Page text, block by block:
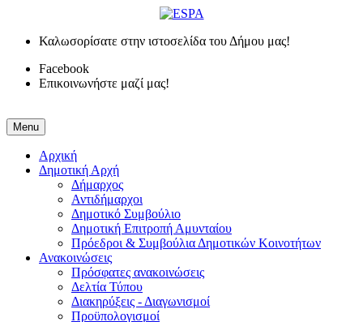
Καλωσορίσατε στην ιστοσελίδα του Δήμου μας!
Facebook
Επικοινωνήστε μαζί μας!
Menu
Αρχική
Δημοτική Αρχή
Δήμαρχος
Αντιδήμαρχοι
Δημοτικό Συμβούλιο
Δημοτική Επιτροπή Αμυνταίου
Πρόεδροι & Συμβούλια Δημοτικών Κοινοτήτων
Ανακοινώσεις
Πρόσφατες ανακοινώσεις
Δελτία Τύπου
Διακηρύξεις - Διαγωνισμοί
Προϋπολογισμοί